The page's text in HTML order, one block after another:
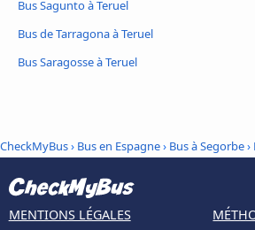
Bus Sagunto à Teruel
Bus de Tarragona à Teruel
Bus Saragosse à Teruel
CheckMyBus› Bus en Espagne› Bus à Segorbe›
MENTIONS LÉGALES